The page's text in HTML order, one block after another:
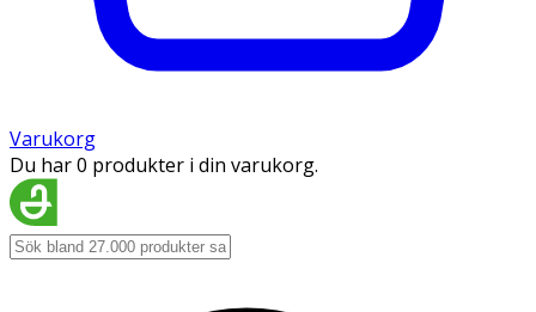
Varukorg
Du har 0 produkter i din varukorg.